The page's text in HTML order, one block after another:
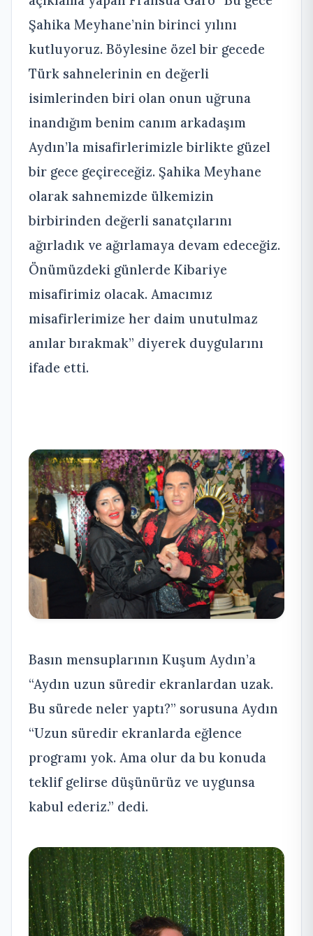
Şahika Meyhane’nin birinci yılını
kutluyoruz. Böylesine özel bir gecede
Türk sahnelerinin en değerli
isimlerinden biri olan onun uğruna
inandığım benim canım arkadaşım
Aydın’la misafirlerimizle birlikte güzel
bir gece geçireceğiz. Şahika Meyhane
olarak sahnemizde ülkemizin
birbirinden değerli sanatçılarını
ağırladık ve ağırlamaya devam edeceğiz.
Önümüzdeki günlerde Kibariye
misafirimiz olacak. Amacımız
misafirlerimize her daim unutulmaz
anılar bırakmak” diyerek duygularını
ifade etti.
Basın mensuplarının Kuşum Aydın’a
“Aydın uzun süredir ekranlardan uzak.
Bu sürede neler yaptı?” sorusuna Aydın
“Uzun süredir ekranlarda eğlence
programı yok. Ama olur da bu konuda
teklif gelirse düşünürüz ve uygunsa
kabul ederiz.” dedi.